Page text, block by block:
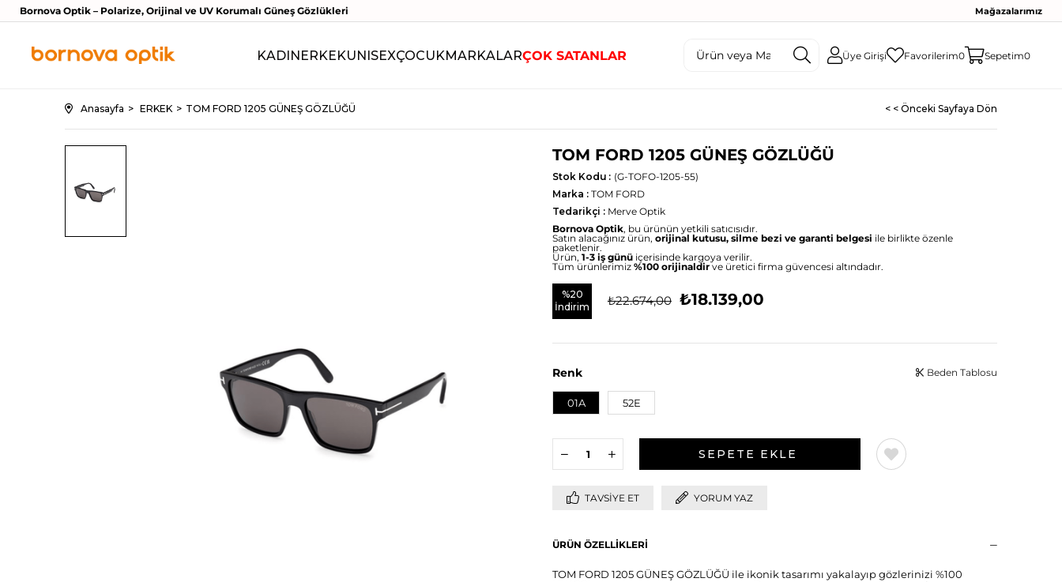
Bornova Optik – Polarize, Orijinal ve UV Korumalı Güneş Gözlükleri Mağazalarımız
KADINERKEKUNISEXÇOCUKMARKALARÇOK SATANLAR Üye Girişi Favorilerim0 Sepetim0
Anasayfa ERKEK TOM FORD 1205 GÜNEŞ GÖZLÜĞÜ < < Önceki Sayfaya Dön
TOM FORD 1205 GÜNEŞ GÖZLÜĞÜ
(G-TOFO-1205-55)
Stok Kodu
Marka : TOM FORD
Tedarikçi : Merve Optik
Bornova Optik, bu ürünün yetkili satıcısıdır.
Satın alacağınız ürün, orijinal kutusu, silme bezi ve garanti belgesi ile birlikte özenle
paketlenir.
Ürün, 1-3 iş günü içerisinde kargoya verilir.
Tüm ürünlerimiz %100 orijinaldirve üretici firma güvencesi altındadır.
%20
İndirim
₺22.674,00 ₺18.139,00
Renk
01A 52E
Beden Tablosu
TAVSIYE ET YORUM YAZ
ÜRÜN ÖZELLIKLERI
TOM FORD 1205 GÜNEŞ GÖZLÜĞÜ ile ikonik tasarımı yakalayıp gözlerinizi %100